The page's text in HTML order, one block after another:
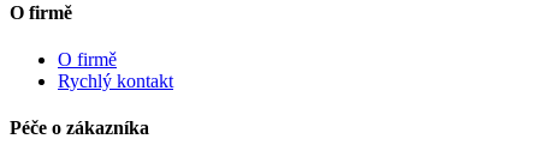
O firmě
O firmě
Rychlý kontakt
Péče o zákazníka